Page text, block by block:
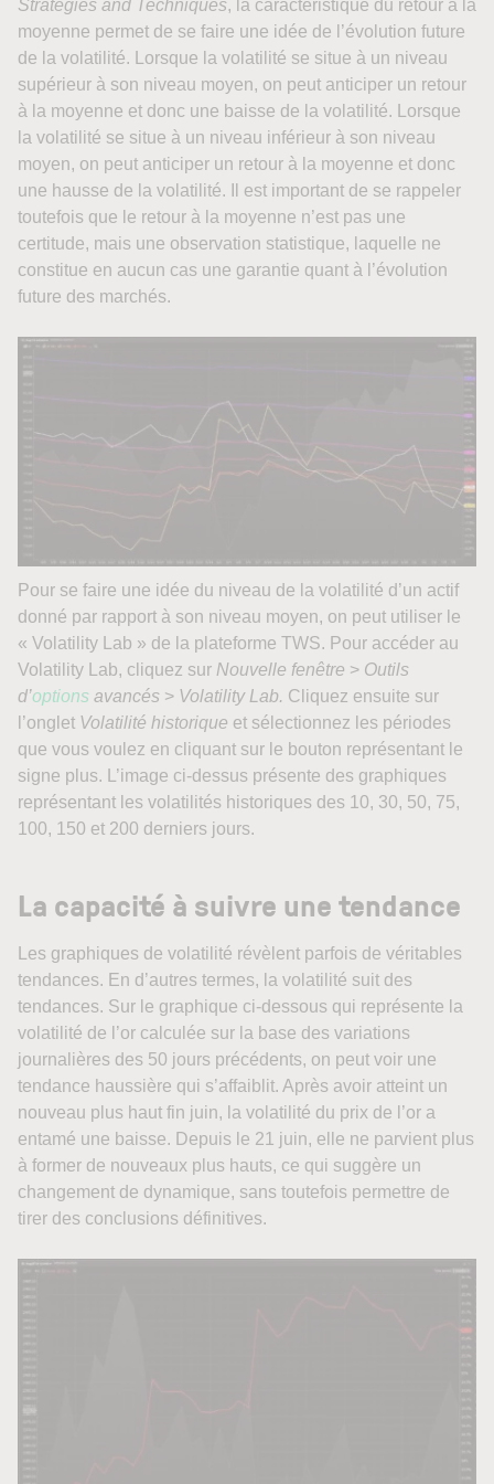
Strategies and Techniques, la caractéristique du retour à la
moyenne permet de se faire une idée de l’évolution future
de la volatilité. Lorsque la volatilité se situe à un niveau
supérieur à son niveau moyen, on peut anticiper un retour
à la moyenne et donc une baisse de la volatilité. Lorsque
la volatilité se situe à un niveau inférieur à son niveau
moyen, on peut anticiper un retour à la moyenne et donc
une hausse de la volatilité. Il est important de se rappeler
toutefois que le retour à la moyenne n’est pas une
certitude, mais une observation statistique, laquelle ne
constitue en aucun cas une garantie quant à l’évolution
future des marchés.
Pour se faire une idée du niveau de la volatilité d’un actif
donné par rapport à son niveau moyen, on peut utiliser le
« Volatility Lab » de la plateforme TWS. Pour accéder au
Volatility Lab, cliquez sur Nouvelle fenêtre > Outils
d’options avancés > Volatility Lab. Cliquez ensuite sur
l’onglet Volatilité historique et sélectionnez les périodes
que vous voulez en cliquant sur le bouton représentant le
signe plus. L’image ci-dessus présente des graphiques
représentant les volatilités historiques des 10, 30, 50, 75,
100, 150 et 200 derniers jours.
La capacité à suivre une tendance
Les graphiques de volatilité révèlent parfois de véritables
tendances. En d’autres termes, la volatilité suit des
tendances. Sur le graphique ci-dessous qui représente la
volatilité de l’or calculée sur la base des variations
journalières des 50 jours précédents, on peut voir une
tendance haussière qui s’affaiblit. Après avoir atteint un
nouveau plus haut fin juin, la volatilité du prix de l’or a
entamé une baisse. Depuis le 21 juin, elle ne parvient plus
à former de nouveaux plus hauts, ce qui suggère un
changement de dynamique, sans toutefois permettre de
tirer des conclusions définitives.